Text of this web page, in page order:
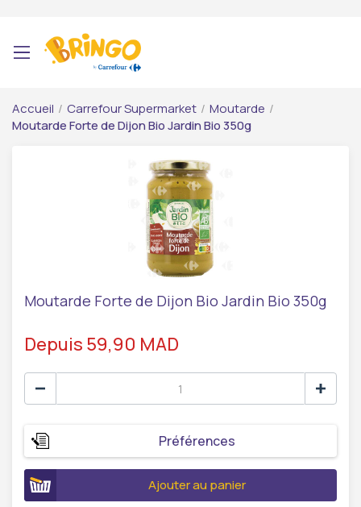
Accueil / Carrefour Supermarket / Moutarde /
Moutarde Forte de Dijon Bio Jardin Bio 350g
Moutarde Forte de Dijon Bio Jardin Bio 350g
Depuis 59,90 MAD
Préférences
Ajouter au panier